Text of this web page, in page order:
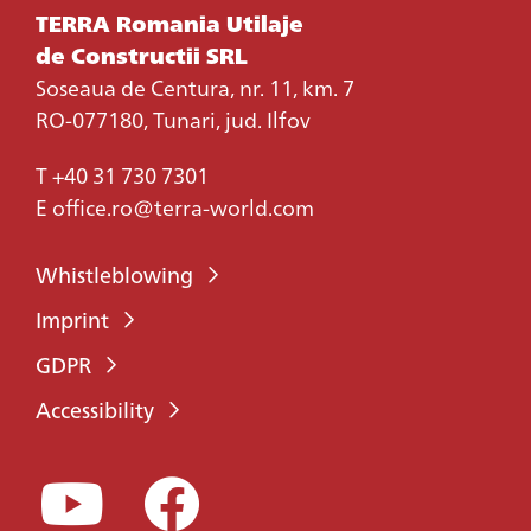
TERRA Romania Utilaje
de Constructii SRL
Soseaua de Centura, nr. 11, km. 7
RO-077180, Tunari, jud. Ilfov
T+40 31 730 7301
E office.ro@terra-world.com
Whistleblowing
Imprint
GDPR
Accessibility